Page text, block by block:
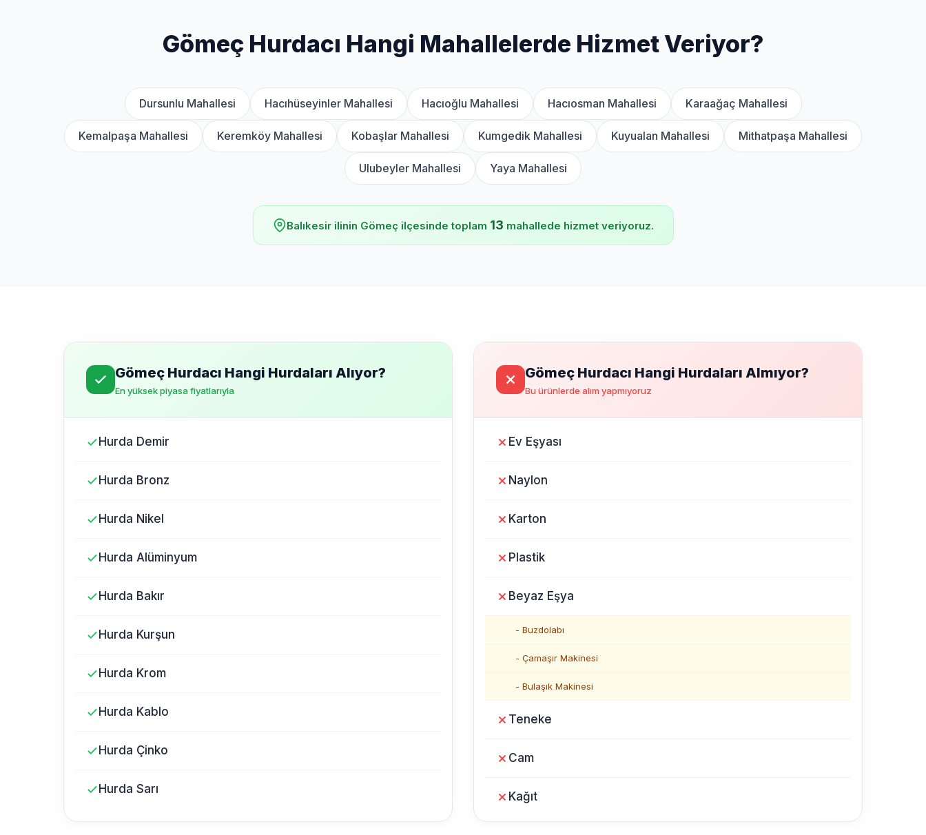
Gömeç Hurdacı Hangi Mahallelerde Hizmet Veriyor?
Dursunlu Mahallesi Hacıhüseyinler Mahallesi Hacıoğlu Mahallesi Hacıosman Mahallesi Karaağaç Mahallesi
Kemalpaşa Mahallesi Keremköy Mahallesi Kobaşlar Mahallesi Kumgedik Mahallesi Kuyualan Mahallesi Mithatpaşa Mahallesi
Ulubeyler Mahallesi Yaya Mahallesi
Balıkesir ilinin Gömeç ilçesinde toplam 13 mahallede hizmet veriyoruz.
Gömeç Hurdacı Hangi Hurdaları Alıyor?
En yüksek piyasa fiyatlarıyla
Hurda Demir
Hurda Bronz
Hurda Nikel
Hurda Alüminyum
Hurda Bakır
Hurda Kurşun
Hurda Krom
Hurda Kablo
Hurda Çinko
Hurda Sarı
Gömeç Hurdacı Hangi Hurdaları Almıyor?
Bu ürünlerde alım yapmıyoruz
Ev Eşyası
Naylon
Karton
Plastik
Beyaz Eşya
- Buzdolabı
- Çamaşır Makinesi
- Bulaşık Makinesi
Teneke
Cam
Kağıt